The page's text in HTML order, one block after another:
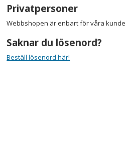
Privatpersoner
Webbshopen är enbart för våra
Saknar du lösenord?
Beställ lösenord här!